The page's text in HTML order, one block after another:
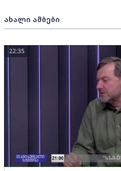
ახალი ამბები
22:35